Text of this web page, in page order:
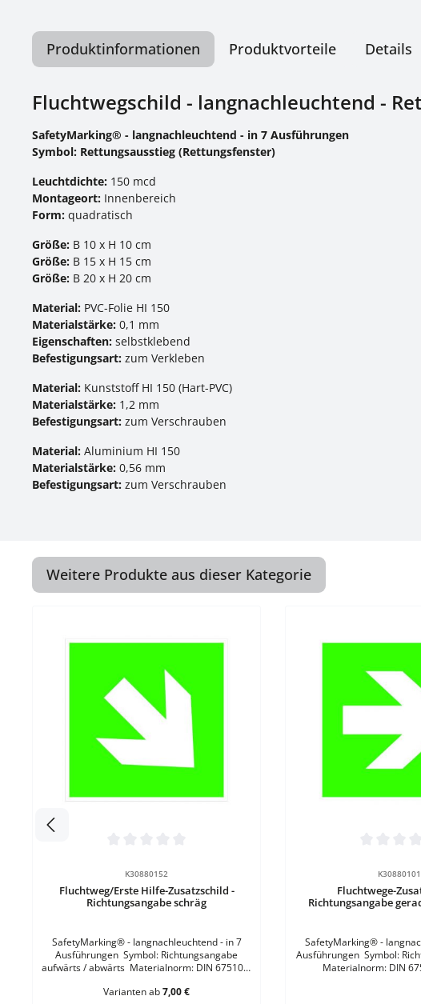
Produktinformationen Produktvorteile Details
Fluchtwegschild - langnachleuchtend -
SafetyMarking® - langnachleuchtend - in 7 Ausführungen
Symbol: Rettungsausstieg (Rettungsfenster)
Leuchtdichte: 150 mcd
Montageort: Innenbereich
Form: quadratisch
Größe: B 10 x H 10 cm
Größe: B 15 x H 15 cm
Größe: B 20 x H 20 cm
Material: PVC-Folie HI 150
Materialstärke: 0,1 mm
Eigenschaften: selbstklebend
Befestigungsart: zum Verkleben
Material: Kunststoff HI 150 (Hart-PVC)
Materialstärke: 1,2 mm
Befestigungsart: zum Verschrauben
Material: Aluminium HI 150
Materialstärke: 0,56 mm
Befestigungsart: zum Verschrauben
Weitere Produkte aus dieser Kategorie
K30880152
Fluchtweg/Erste Hilfe-Zusatzschild -
Richtungsangabe schräg
SafetyMarking® - langnachleuchtend - in 7
Ausführungen Symbol: Richtungsangabe
aufwärts / abwärts Materialnorm: DIN 67510-1
InnenbereichForm: quadratisch Größe: B 15 x
Varianten ab7,00 €
K30880101
Fluchtwege-
Richtungsangabe
SafetyMarking® -
Ausführungen Symbol: Richtungspfeil gerade
Materialnorm: DIN